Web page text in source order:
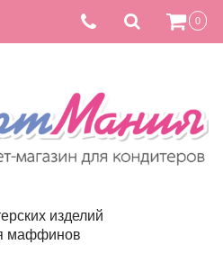
0
изделий
маффинов